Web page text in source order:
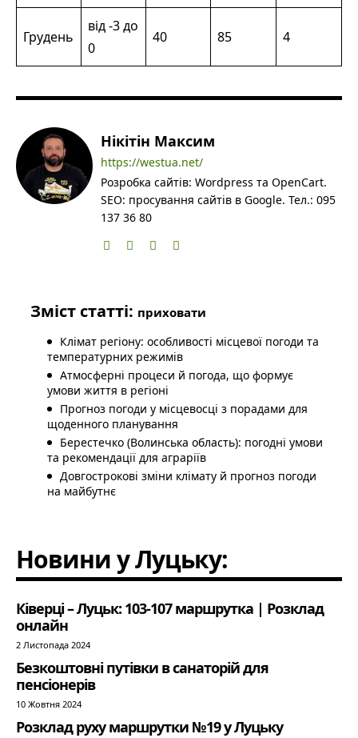
Грудень
від -3 до
0
40 85 4
Нікітін Максим
https://westua.net/
Розробка сайтів: Wordpress та OpenCart.
SEO: просування сайтів в Google. Тел.: 095
137 36 80
Зміст статті: приховати
Клімат регіону: особливості місцевої погоди та
температурних режимів
Атмосферні процеси й погода, що формує
умови життя в регіоні
Прогноз погоди у місцевосці з порадами для
щоденного планування
Берестечко (Волинська область): погодні умови
та рекомендації для аграріїв
Довгострокові зміни клімату й прогноз погоди
на майбутнє
Новини у Луцьку:
Ківерці – Луцьк: 103-107 маршрутка | Розклад
онлайн
2 Листопада 2024
Безкоштовні путівки в санаторій для
пенсіонерів
10 Жовтня 2024
Розклад руху маршрутки №19 у Луцьку